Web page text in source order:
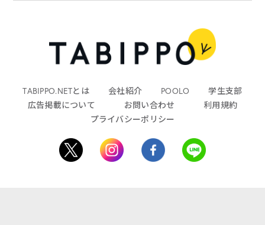
TABIPPO.NETとは 会社紹介 POOLO
学生支部
広告掲載について
お問い合わせ
利用規約
プライバシーポリシー